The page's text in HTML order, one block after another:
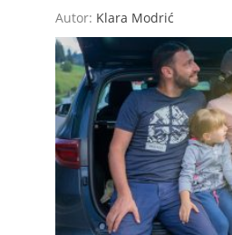
Autor: Klara Modrić